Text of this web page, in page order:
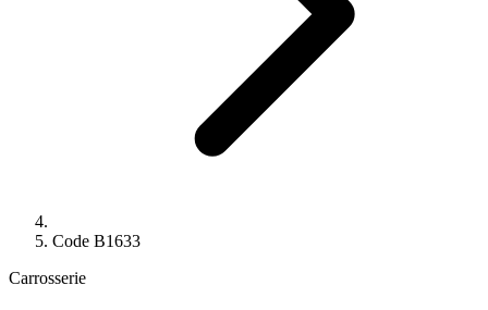
Code B1633
Carrosserie